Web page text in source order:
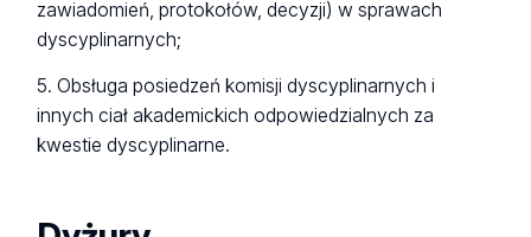
zawiadomień, protokołów, decyzji) w sprawach
dyscyplinarnych;
5. Obsługa posiedzeń komisji dyscyplinarnych i
innych ciał akademickich odpowiedzialnych za
kwestie dyscyplinarne.